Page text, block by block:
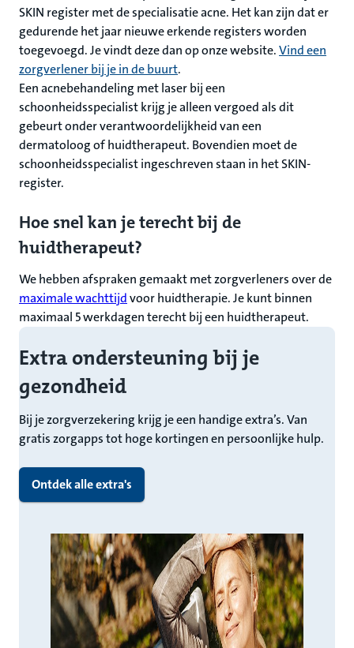
SKIN register met de specialisatie acne. Het kan zijn dat er
gedurende het jaar nieuwe erkende registers worden
toegevoegd. Je vindt deze dan op onze website.Vind een
zorgverlener bij je in de buurt.
Een acnebehandeling met laser bij een
schoonheidsspecialist krijg je alleen vergoed als dit
gebeurt onder verantwoordelijkheid van een
dermatoloog of huidtherapeut. Bovendien moet de
schoonheidsspecialist ingeschreven staan in het SKIN-
register.
Hoe snel kan je terecht bij de
huidtherapeut?
We hebben afspraken gemaakt met zorgverleners over de
maximale wachttijdvoor huidtherapie. Je kunt binnen
maximaal 5 werkdagen terecht bij een huidtherapeut.
Extra ondersteuning bij je
gezondheid
Bij je zorgverzekering krijg je een handige extra’s. Van
gratis zorgapps tot hoge kortingen en persoonlijke hulp.
Ontdek alle extra's